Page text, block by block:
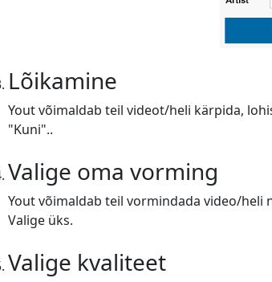
Lõikamine
Yout võimaldab teil videot/heli kärpida,
"Kuni"..
Valige oma vorming
Yout võimaldab teil vormindada video/heli
Valige üks.
Valige kvaliteet